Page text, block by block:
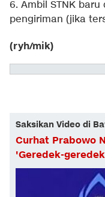
6. Ambil STNK
pengiriman (jika
(ryh/mik)
Saksikan Video di
Curhat Prabowo
'Geredek-